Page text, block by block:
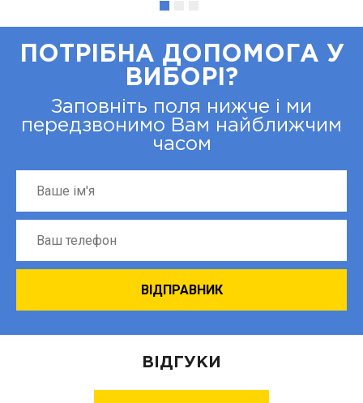
ПОТРІБНА ДОПОМОГА У
ВИБОРІ?
Заповніть поля нижче і ми
передзвонимо Вам найближчим
часом
ВІДГУКИ